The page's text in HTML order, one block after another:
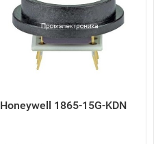
Honeywell 1865-15G-KDN